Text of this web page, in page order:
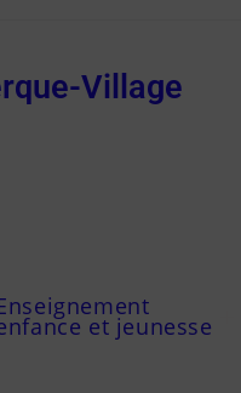
Village
et jeunesse